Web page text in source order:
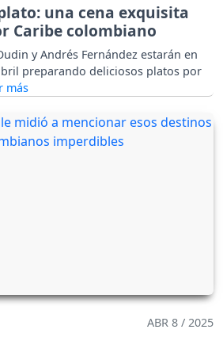
una cena exquisita
Caribe colombiano
y Andrés Fernández estarán en
preparando deliciosos platos por
ABR 8 / 2025